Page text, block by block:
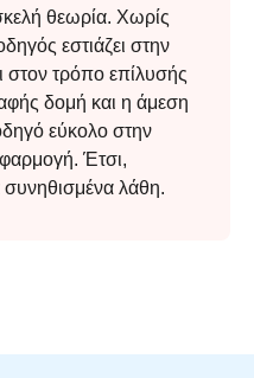
θεωρία. Χωρίς
εστιάζει στην
στον τρόπο επίλυσής
δομή και η άμεση
εύκολο στην
Έτσι,
συνηθισμένα λάθη.